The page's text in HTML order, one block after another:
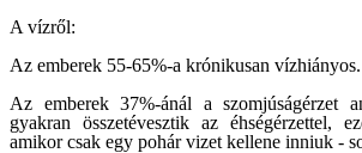
A vízről:
Az emberek 55-65%-a krónikusan vízhiányos.
Az emberek 37%-ánál a szomjúságérzet
gyakran összetévesztik az éhségérzettel,
amikor csak egy pohár vizet kellene inniuk -